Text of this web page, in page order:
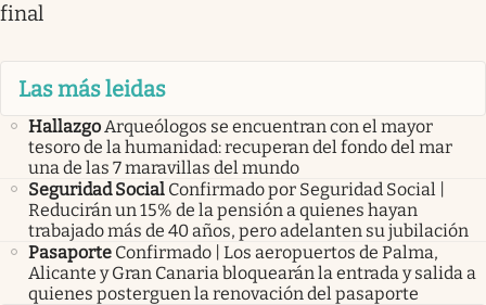
final
Las más leidas
HallazgoArqueólogos se encuentran con el mayor
tesoro de la humanidad: recuperan del fondo del mar
una de las 7 maravillas del mundo
Seguridad Social Confirmado por Seguridad Social |
Reducirán un 15% de la pensión a quienes hayan
trabajado más de 40 años, pero adelanten su jubilación
Pasaporte Confirmado | Los aeropuertos de Palma,
Alicante y Gran Canaria bloquearán la entrada y salida a
quienes posterguen la renovación del pasaporte